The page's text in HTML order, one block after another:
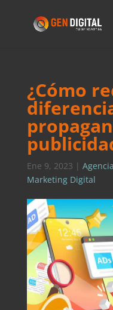
¿Cómo
Ene 9, 2023 |
Marketing Digital